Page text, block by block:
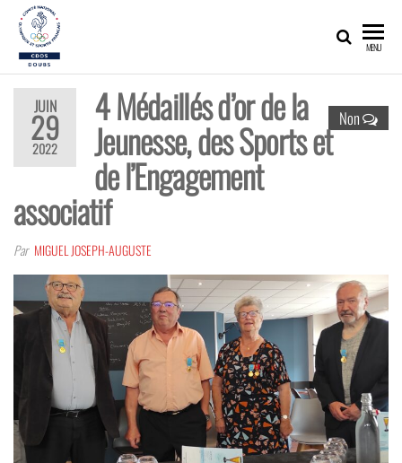
valoriser les
olympiques
et sportives
du Doubs !
MENU
JUIN
29
2022
Non
4 Médaillés d’or de la
Jeunesse, des Sports et
de l’Engagement
associatif
Par MIGUEL JOSEPH-AUGUSTE